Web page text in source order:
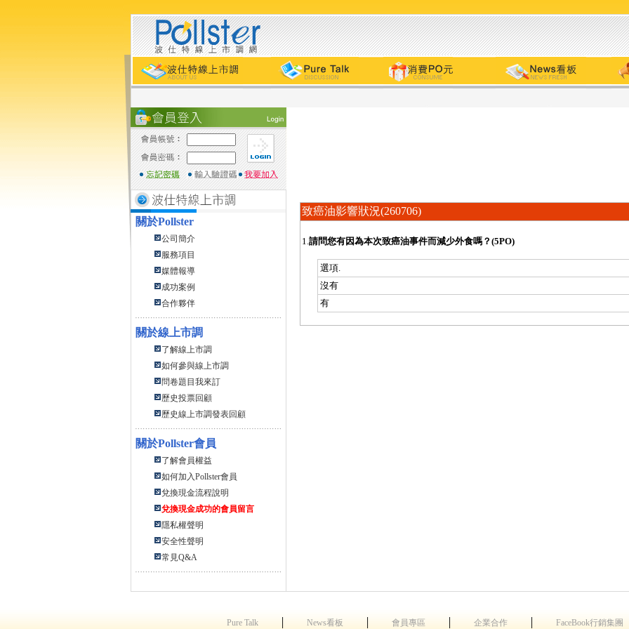
關於Pollster
公司簡介
服務項目
媒體報導
成功案例
合作夥伴
關於線上市調
了解線上市調
如何參與線上市調
問卷題目我來訂
歷史投票回顧
歷史線上市調發表回顧
關於Pollster會員
了解會員權益
如何加入Pollster會員
兌換現金流程說明
兌換現金成功的會員留言
隱私權聲明
安全性聲明
常見Q&A
致癌油影響狀況(260706)
1.請問您有因為本次致癌油事件而減少外食嗎？(5PO)
選項.
沒有
有
Pure Talk News看板 會員專區 企業合作 FaceBook行銷集團